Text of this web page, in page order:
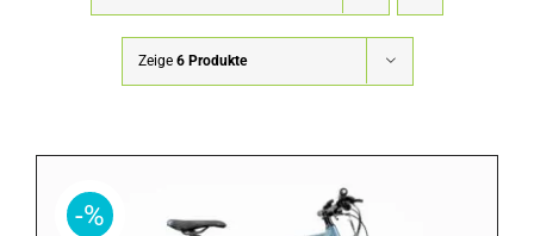
Zeige 6 Produkte
-%